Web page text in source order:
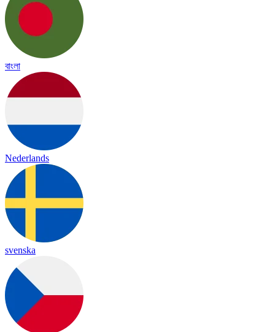
বাংলা
Nederlands
svenska